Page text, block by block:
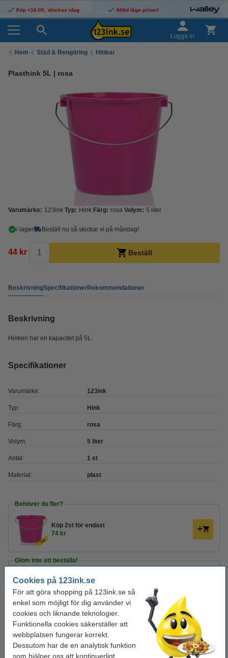
Cookies på 123ink.se
För att göra shopping på 123ink.se så
enkel som möjligt för dig använder vi
cookies och liknande teknologier.
Funktionella cookies säkerställer att
webbplatsen fungerar korrekt.
Dessutom har de en analytisk funktion
som hjälper oss att kontinuerligt
Köp <16:00, skickas idag Alltid låga priser!
Logga in
Hem Städ & Rengöring Hinkar
Plasthink 5L | rosa
Varumärke: 123ink Typ: Hink Färg: rosa Volym: 5 liter
i lager Beställ nu så skickar vi på måndag!
44 kr Beställ
BeskrivningSpecifikationerRekommendationer
Beskrivning
Hinken har en kapacitet på 5L.
Specifikationer
Varumärke: 123ink
Typ: Hink
Färg: rosa
Volym: 5 liter
Antal: 1 st
Material: plast
Behöver du fler?
Köp 2st för endast
74 kr
Glöm inte att beställa!
Mikrofiberdukar 32x32cm | blandade färger |
34 kr
Allrengöringsmedel 1L | Ajax Lemon
40 kr